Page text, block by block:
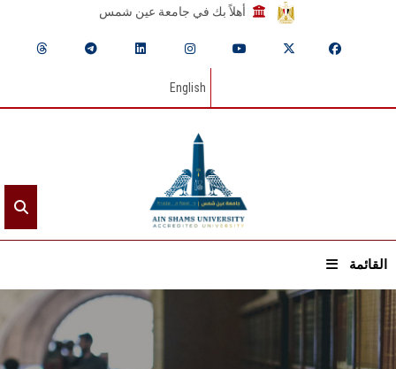
أهلاً بك في جامعة عين شمس
English
القائمة
الرئيسيـة
عن الجامعة